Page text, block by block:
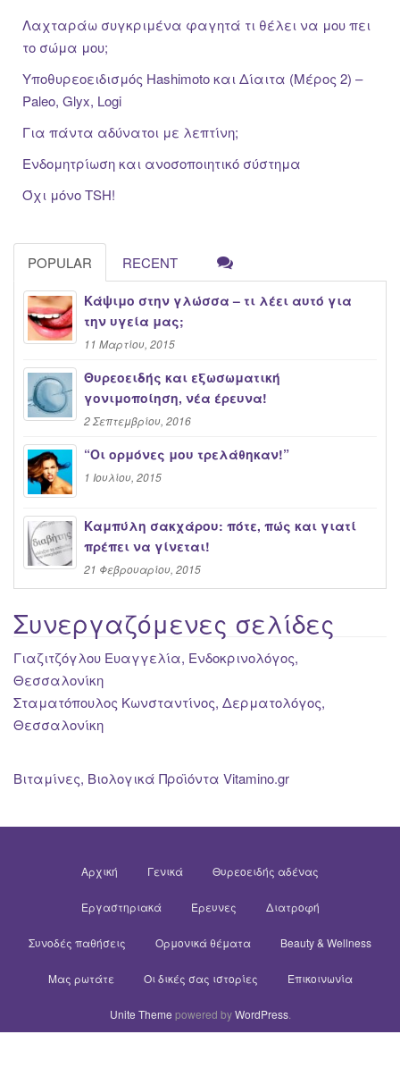
Λαχταράω συγκριμένα φαγητά τι θέλει να μου πει
το σώμα μου;
Υποθυρεοειδισμός Hashimoto και Δίαιτα (Μέρος 2) –
Paleo, Glyx, Logi
Για πάντα αδύνατοι με λεπτίνη;
Ενδομητρίωση και ανοσοποιητικό σύστημα
Όχι μόνο TSH!
POPULAR RECENT
Κάψιμο στην γλώσσα – τι λέει αυτό για
την υγεία μας;
11 Μαρτίου, 2015
Θυρεοειδής και εξωσωματική
γονιμοποίηση, νέα έρευνα!
2 Σεπτεμβρίου, 2016
“Oι ορμόνες μου τρελάθηκαν!”
1 Ιουλίου, 2015
Καμπύλη σακχάρου: πότε, πώς και γιατί
πρέπει να γίνεται!
21 Φεβρουαρίου, 2015
Συνεργαζόμενες σελίδες
Γιαζιτζόγλου Ευαγγελία, Ενδοκρινολόγος,
Θεσσαλονίκη
Σταματόπουλος Κωνσταντίνος, Δερματολόγος,
Θεσσαλονίκη
Βιταμίνες, Βιολογικά Προϊόντα Vitamino.gr
Αρχική Γενικά Θυρεοειδής αδένας
Εργαστηριακά Έρευνες Διατροφή
Συνοδές παθήσεις Ορμονικά θέματα Beauty & Wellness
Μας ρωτάτε Οι δικές σας ιστορίες Επικοινωνία
Unite Theme powered byWordPress.